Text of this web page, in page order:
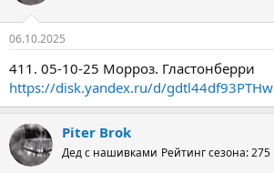
06.10.2025
411. 05-10-25 Морроз. Гластонберри
https://disk.yandex.ru/d/gdtl44df93PTHw
Piter Brok
Дед с нашивками Рейтинг сезона: 275